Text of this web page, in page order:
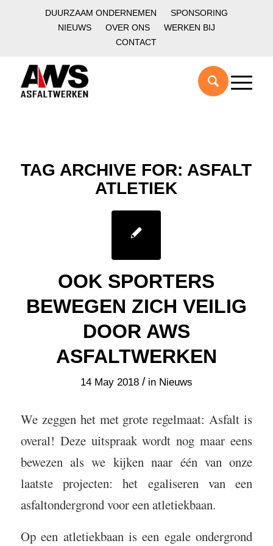
DUURZAAM ONDERNEMEN
SPONSORING
NIEUWS
OVER ONS
WERKEN BIJ
CONTACT
TAG ARCHIVE FOR: ASFALT
ATLETIEK
OOK SPORTERS
BEWEGEN ZICH VEILIG
DOOR AWS
ASFALTWERKEN
14 May 2018 / in Nieuws
We zeggen het met grote regelmaat: Asfalt is
overal! Deze uitspraak wordt nog maar eens
bewezen als we kijken naar één van onze
laatste projecten: het egaliseren van een
asfaltondergrond voor een atletiekbaan.
Op een atletiekbaan is een egale ondergrond